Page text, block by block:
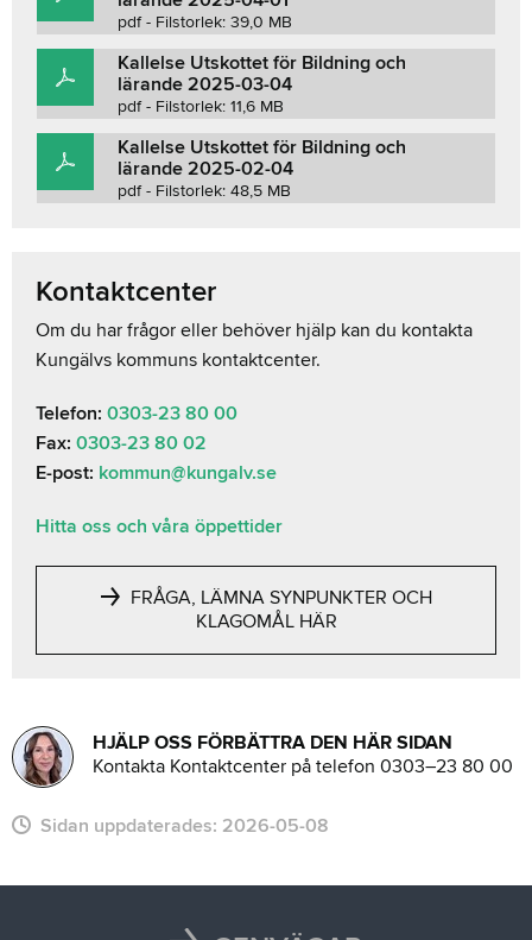
pdf - Filstorlek: 39,0 MB
Kallelse Utskottet för Bildning och
lärande 2025-03-04
pdf - Filstorlek: 11,6 MB
Kallelse Utskottet för Bildning och
lärande 2025-02-04
pdf - Filstorlek: 48,5 MB
Kontaktcenter
Om du har frågor eller behöver hjälp kan du kontakta
Kungälvs kommuns kontaktcenter.
Telefon: 0303-23 80 00
Fax: 0303-23 80 02
E-post: kommun@kungalv.se
Hitta oss och våra öppettider
FRÅGA, LÄMNA SYNPUNKTER OCH
KLAGOMÅL HÄR
HJÄLP OSS FÖRBÄTTRA DEN HÄR SIDAN
Kontakta Kontaktcenter på telefon 0303–23 80 00
Sidan uppdaterades: 2026-05-08